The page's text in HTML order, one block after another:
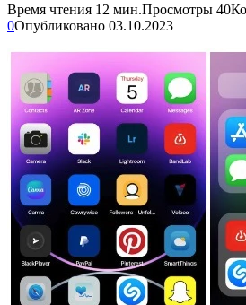
Время чтения 12 мин.Просмотры 40
0Опубликовано 03.10.2023